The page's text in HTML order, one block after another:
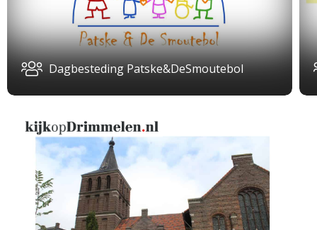
Dagbesteding Patske&DeSmoutebol